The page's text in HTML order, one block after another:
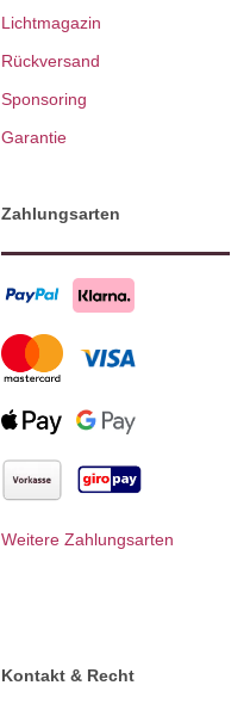
Lichtmagazin
Rückversand
Sponsoring
Garantie
Zahlungsarten
Weitere Zahlungsarten
Kontakt & Recht